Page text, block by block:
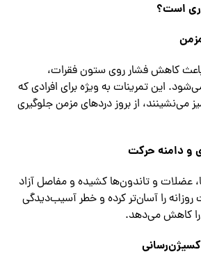
است؟
کاهش فشار روی ستون فقرات،
این تمرینات به ویژه برای افرادی که
از بروز دردهای مزمن جلوگیری
و دامنه حرکت
عضلات و تاندون‌ها کشیده و مفاصل آزاد
را آسان‌تر کرده و خطر آسیب‌دیدگی
کاهش می‌دهد.